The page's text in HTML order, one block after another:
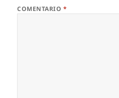
COMENTARIO *